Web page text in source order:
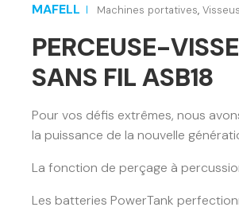
MAFELL Machines portatives,
PERCEUSE-
SANS FIL ASB18
Pour vos défis extrêmes, nous
la puissance de la nouvelle
La fonction de perçage à
Les batteries PowerTank